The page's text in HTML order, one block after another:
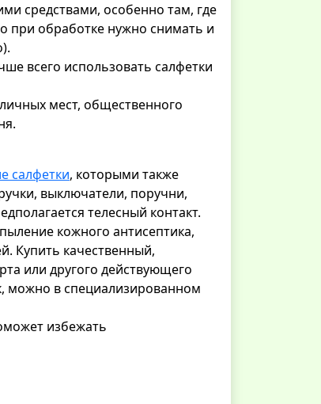
средствами, особенно там, где
при обработке нужно снимать и
всего использовать салфетки
мест, общественного
салфетки, которыми также
выключатели, поручни,
телесный контакт.
кожного антисептика,
Купить качественный,
или другого действующего
можно в специализированном
избежать